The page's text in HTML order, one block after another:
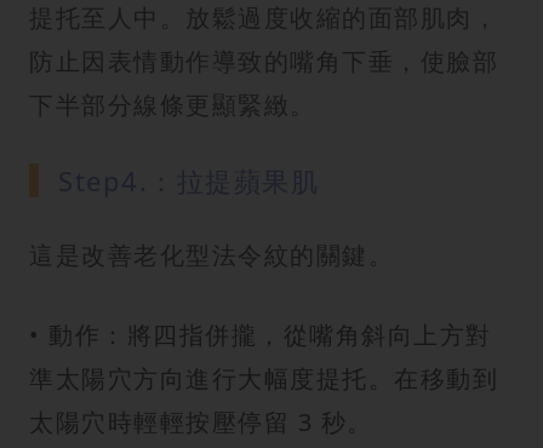
提托至人中。放鬆過度收縮的面部肌肉，
防止因表情動作導致的嘴角下垂，使臉部
下半部分線條更顯緊緻。
這是改善老化型法令紋的關鍵。
• 動作：將四指併攏，從嘴角斜向上方對
準太陽穴方向進行大幅度提托。在移動到
太陽穴時輕輕按壓停留 3 秒。